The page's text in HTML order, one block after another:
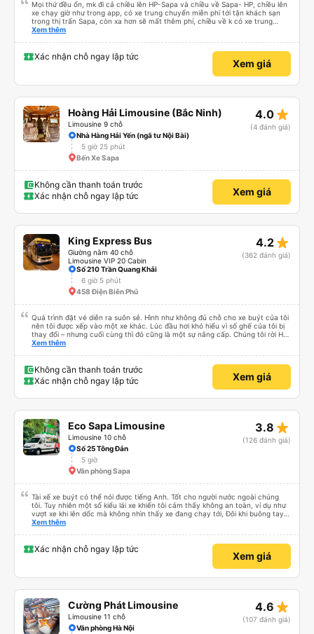
Mọi thứ đều ổn, mk đi cả chiều lên HP-Sapa và chiều về Sapa- HP, chiều lên
xe chạy giờ như trong app, có xe trung chuyển miễn phí tới tận khách sạn
trong thị trấn Sapa, còn xa hơn sẽ mất thêm phí, chiều về k có xe trung
chuyển đón, phải tự ra điểm đón tại 599 Điện Biên Phủ, chiều về xe đi nhah
Xem thêm
Xác nhận chỗ ngay lập tức
Xem giá
Hoàng Hải Limousine (Bắc Ninh)
Limousine 9 chỗ
4.0 star_rate
(4 đánh giá)
Nhà Hàng Hải Yến (ngã tư Nội Bài)
5 giờ 25 phút
Bến Xe Sapa
Không cần thanh toán trước
Xác nhận chỗ ngay lập tức
Xem giá
King Express Bus
Giường nằm 40 chỗ
Limousine VIP 20 Cabin
4.2 star_rate
(362 đánh giá)
Số 210 Trần Quang Khải
6 giờ 5 phút
458 Điện Biên Phủ
Quá trình đặt vé diễn ra suôn sẻ. Hình như không đủ chỗ cho xe buýt của tôi
nên tôi được xếp vào một xe khác. Lúc đầu hơi khó hiểu vì số ghế của tôi bị
thay đổi – nhưng cuối cùng thì đó cũng là một sự nâng cấp. Chúng tôi rời Hà
Nội lúc 10 giờ tối, dừng hai lần và đến Saa lúc 5 giờ sáng. Tài xế hơi thô lỗ
Xem thêm
Không cần thanh toán trước
Xác nhận chỗ ngay lập tức
Xem giá
Eco Sapa Limousine
Limousine 10 chỗ
3.8 star_rate
(126 đánh giá)
Số 25 Tông Đản
5 giờ
Văn phòng Sapa
Tài xế xe buýt có thể nói được tiếng Anh. Tốt cho người nước ngoài chúng
tôi. Tuy nhiên một số kiểu lái xe khiến tôi cảm thấy không an toàn, ví dụ như
vượt xe khi lên dốc mà không nhìn thấy xe đang chạy tới, Đôi khi buông tay
lái. Nhắn tin, gọi điện khi lái xe.
Xem thêm
Xác nhận chỗ ngay lập tức
Xem giá
Cường Phát Limousine
Limousine 11 chỗ
4.6 star_rate
(107 đánh giá)
Văn phòng Hà Nội